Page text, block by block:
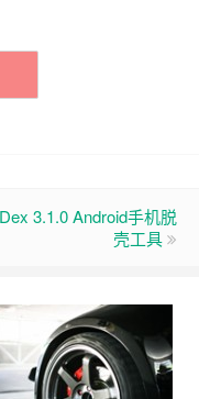
3.1.0 Android手机脱
壳工具